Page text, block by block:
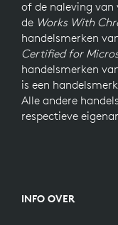
of de naleving van
de Works With
handelsmerken
Certified for
handelsmerken
is een
Alle andere
respectieve
INFO OVER